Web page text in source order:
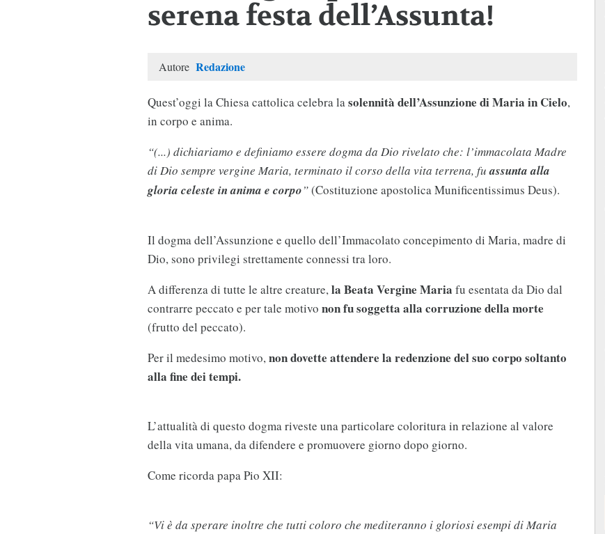
serena festa dell’Assunta!
Autore Redazione
Quest’oggi la Chiesa cattolica celebra lasolennità dell’Assunzione di Maria in Cielo,
in corpo e anima.
“(...) dichiariamo e definiamo essere dogma da Dio rivelato che: l’immacolata Madre
di Dio sempre vergine Maria, terminato il corso della vita terrena, fuassunta alla
gloria celeste in anima e corpo”(Costituzione apostolica Munificentissimus Deus).
Il dogma dell’Assunzione e quello dell’Immacolato concepimento di Maria, madre di
Dio, sono privilegi strettamente connessi tra loro.
A differenza di tutte le altre creature,la Beata Vergine Maria fu esentata da Dio dal
contrarre peccato e per tale motivo non fu soggetta alla corruzione della morte
(frutto del peccato).
Per il medesimo motivo,non dovette attendere la redenzione del suo corpo soltanto
alla fine dei tempi.
L’attualità di questo dogma riveste una particolare coloritura in relazione al valore
della vita umana, da difendere e promuovere giorno dopo giorno.
Come ricorda papa Pio XII:
“Vi è da sperare inoltre che tutti coloro che mediteranno i gloriosi esempi di Maria